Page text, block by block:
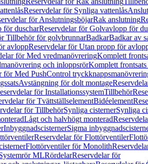
Reservdelar för Synliga vattenlås
för AnslutningsböjarRak anslutning
för duscharReservdelar för Golvavlopp för
Tillbehör för golvbrunnarBadkarBadkar av
avloppReservdelar för Utan propp för
för Med vredmanövreringKomplett
och inloppsrörKomplett
för Med PushControl
Avstängning för dolt montage
för InstallationssystemTillbehör
för TvättställselementBidéelement
för TillbehörSynliga cisternerSynliga
Lågt och halvhögt monterad
InbyggnadscisternerSigma
Reservdelar för Flottörventiler
Flottörventiler för Monolith
MLRördelarReservdelar för